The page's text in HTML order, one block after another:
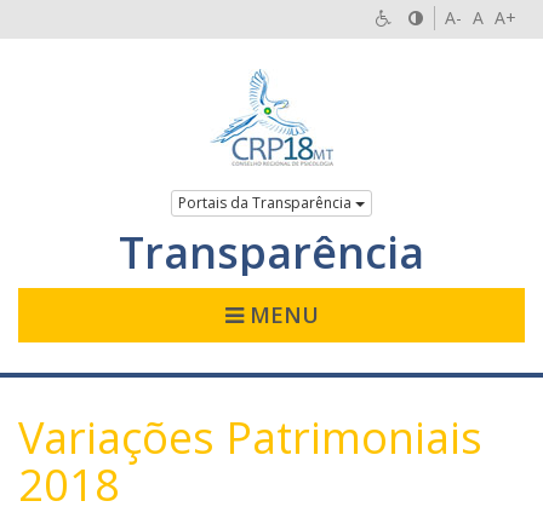
A- A A+
Portais da Transparência
Transparência
MENU
Variações Patrimoniais
2018